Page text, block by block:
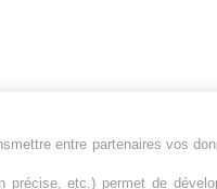
nous
entre partenaires vos
précise, etc.) permet de